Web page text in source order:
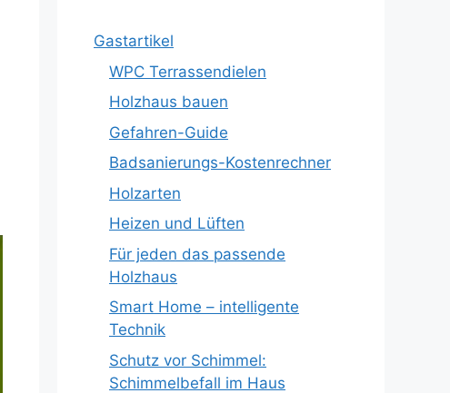
Gastartikel
WPC Terrassendielen
Holzhaus bauen
Gefahren-Guide
Badsanierungs-Kostenrechner
Holzarten
Heizen und Lüften
Für jeden das passende
Holzhaus
Smart Home – intelligente
Technik
Schutz vor Schimmel:
Schimmelbefall im Haus